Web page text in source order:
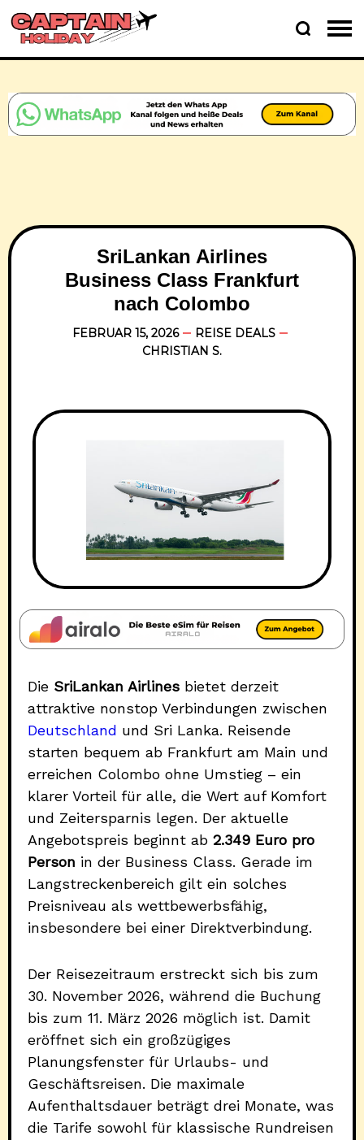
SriLankan Airlines
Business Class Frankfurt
nach Colombo
FEBRUAR 15, 2026
REISE DEALS
CHRISTIAN S.
Die SriLankan Airlines bietet derzeit
attraktive nonstop Verbindungen zwischen
Deutschland und Sri Lanka. Reisende
starten bequem ab Frankfurt am Main und
erreichen Colombo ohne Umstieg – ein
klarer Vorteil für alle, die Wert auf Komfort
und Zeitersparnis legen. Der aktuelle
Angebotspreis beginnt ab 2.349 Euro pro
Person in der Business Class. Gerade im
Langstreckenbereich gilt ein solches
Preisniveau als wettbewerbsfähig,
insbesondere bei einer Direktverbindung.
Der Reisezeitraum erstreckt sich bis zum
30. November 2026, während die Buchung
bis zum 11. März 2026 möglich ist. Damit
eröffnet sich ein großzügiges
Planungsfenster für Urlaubs- und
Geschäftsreisen. Die maximale
Aufenthaltsdauer beträgt drei Monate, was
die Tarife sowohl für klassische Rundreisen